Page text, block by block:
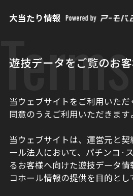
大当たり情報
Terms
遊技データをご覧のお
当ウェブサイトをご利用いた
同意のうえご利用いただきます
当ウェブサイトは、運営元と
ール法人において、パチンコ·
るお客様へ向けた遊技データ
コホール情報の提供を目的とし